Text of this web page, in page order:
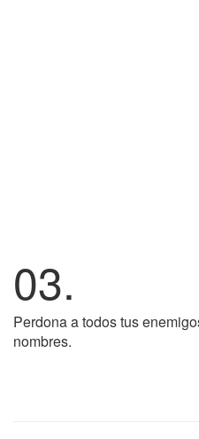
03.
Perdona a todos tus
nombres.